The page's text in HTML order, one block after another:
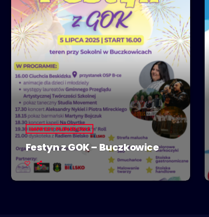
IMPREZY PLENEROWE
Festyn z GOK – Buczkowice